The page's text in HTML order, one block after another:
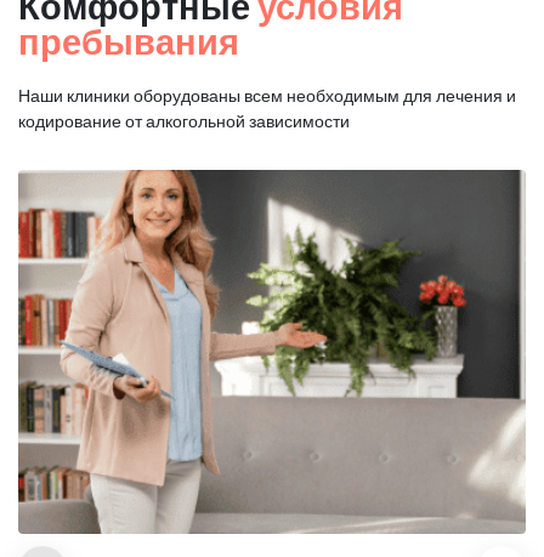
пребывания
Наши клиники оборудованы всем необходимым для лечения и
кодирование от алкогольной зависимости